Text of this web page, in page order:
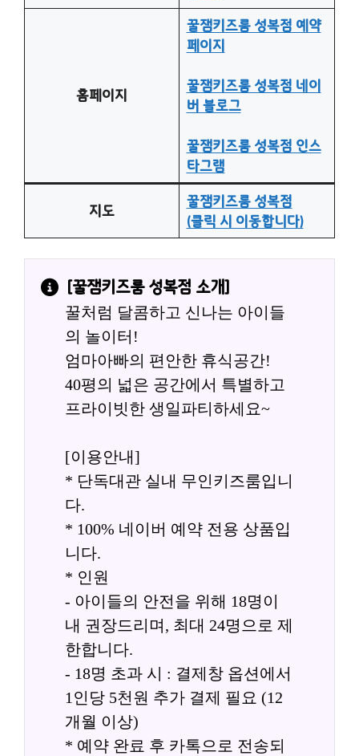
홈페이지
꿀잼키즈룸 성복점 예약
페이지
꿀잼키즈룸 성복점 네이
버 블로그
꿀잼키즈룸 성복점 인스
타그램
지도
꿀잼키즈룸 성복점
(클릭 시 이동합니다)
[꿀잼키즈룸 성복점 소개]
꿀처럼 달콤하고 신나는 아이들
의 놀이터!
엄마아빠의 편안한 휴식공간!
40평의 넓은 공간에서 특별하고
프라이빗한 생일파티하세요~
[이용안내]
* 단독대관 실내 무인키즈룸입니
다.
* 100% 네이버 예약 전용 상품입
니다.
* 인원
- 아이들의 안전을 위해 18명이
내 권장드리며, 최대 24명으로 제
한합니다.
- 18명 초과 시 : 결제창 옵션에서
1인당 5천원 추가 결제 필요 (12
개월 이상)
* 예약 완료 후 카톡으로 전송되